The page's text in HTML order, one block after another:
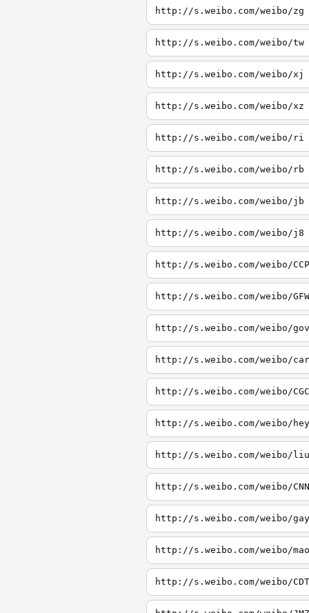
http://s.weibo.com/weibo/zg
http://s.weibo.com/weibo/tw
http://s.weibo.com/weibo/xj
http://s.weibo.com/weibo/xz
http://s.weibo.com/weibo/ri
http://s.weibo.com/weibo/rb
http://s.weibo.com/weibo/jb
http://s.weibo.com/weibo/j8
http://s.weibo.com/weibo/CCP
http://s.weibo.com/weibo/GFW
http://s.weibo.com/weibo/gov
http://s.weibo.com/weibo/car
http://s.weibo.com/weibo/CGC
http://s.weibo.com/weibo/hey
http://s.weibo.com/weibo/liu
http://s.weibo.com/weibo/CNN
http://s.weibo.com/weibo/gay
http://s.weibo.com/weibo/mao
http://s.weibo.com/weibo/CDT